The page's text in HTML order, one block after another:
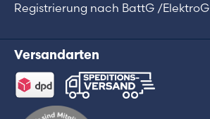
Registrierung nach BattG /ElektroG
Versandarten